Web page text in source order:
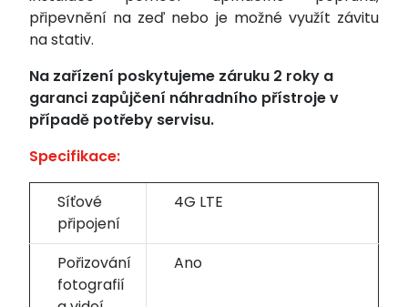
připevnění na zeď nebo je možné využít závitu
na stativ.
Na zařízení poskytujeme záruku 2 roky a
garanci zapůjčení náhradního přístroje v
případě potřeby servisu.
Specifikace:
Síťové
připojení
4G LTE
Pořizování
fotografií
Ano